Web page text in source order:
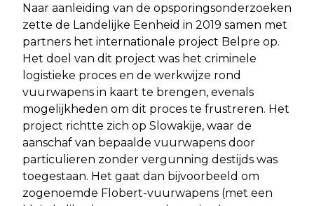
Naar aanleiding van de opsporingsonderzoeken
zette de Landelijke Eenheid in 2019 samen met
partners het internationale project Belpre op.
Het doel van dit project was het criminele
logistieke proces en de werkwijze rond
vuurwapens in kaart te brengen, evenals
mogelijkheden om dit proces te frustreren. Het
project richtte zich op Slowakije, waar de
aanschaf van bepaalde vuurwapens door
particulieren zonder vergunning destijds was
toegestaan. Het gaat dan bijvoorbeeld om
zogenoemde Flobert-vuurwapens (met een